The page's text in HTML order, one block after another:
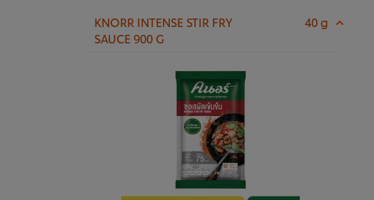
KNORR INTENSE STIR FRY
SAUCE 900 G
40 g